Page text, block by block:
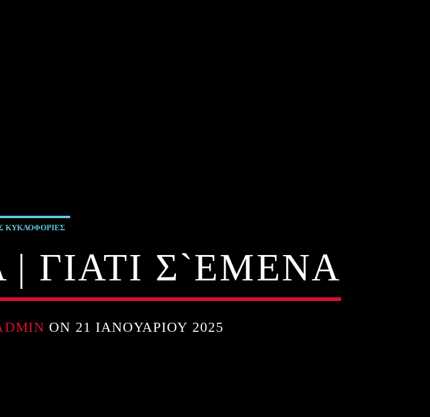
ΚΥΚΛΟΦΟΡΙΕΣ
ΓΙΑΤΙ Σ`ΕΜΕΝΑ
ON 21 ΙΑΝΟΥΑΡΊΟΥ 2025